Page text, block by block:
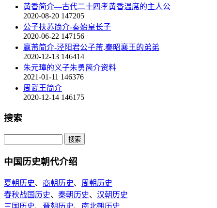
黄香简介—古代二十四孝黄香温席的主人公
2020-08-20 147205
公子扶苏简介-秦始皇长子
2020-06-22 147156
嬴芾简介-泾阳君公子芾,秦昭襄王的弟弟
2020-12-13 146414
朱元璋的义子朱勇简介资料
2021-01-11 146376
周武王简介
2020-12-14 146175
搜索
中国历史朝代介绍
夏朝历史、 商朝历史、 周朝历史
春秋战国历史、 秦朝历史、 汉朝历史
三国历史、 晋朝历史、 南北朝历史